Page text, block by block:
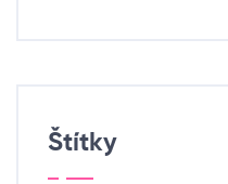
Štítky